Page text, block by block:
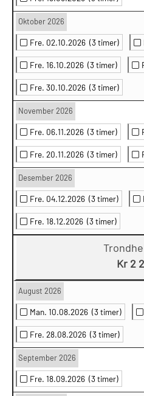
Oktober 2026
Fre. 02.10.2026 (3 timer)
Fre. 16.10.2026 (3 timer)
Fre. 30.10.2026 (3 timer)
November 2026
Fre. 06.11.2026 (3 timer)
Fre. 20.11.2026 (3 timer)
Desember 2026
Fre. 04.12.2026 (3 timer)
Fre. 18.12.2026 (3 timer)
Kr 2
August 2026
Man. 10.08.2026 (3 timer)
Fre. 28.08.2026 (3 timer)
September 2026
Fre. 18.09.2026 (3 timer)